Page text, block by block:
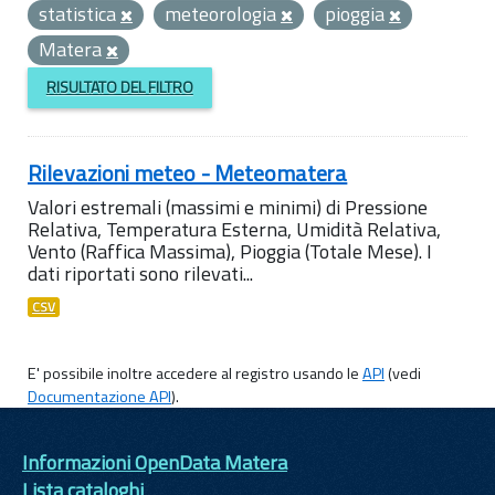
statistica
meteorologia
pioggia
Matera
RISULTATO DEL FILTRO
Rilevazioni meteo - Meteomatera
Valori estremali (massimi e minimi) di Pressione
Relativa, Temperatura Esterna, Umidità Relativa,
Vento (Raffica Massima), Pioggia (Totale Mese). I
dati riportati sono rilevati...
CSV
E' possibile inoltre accedere al registro usando leAPI(vedi
Documentazione API).
Informazioni OpenData Matera